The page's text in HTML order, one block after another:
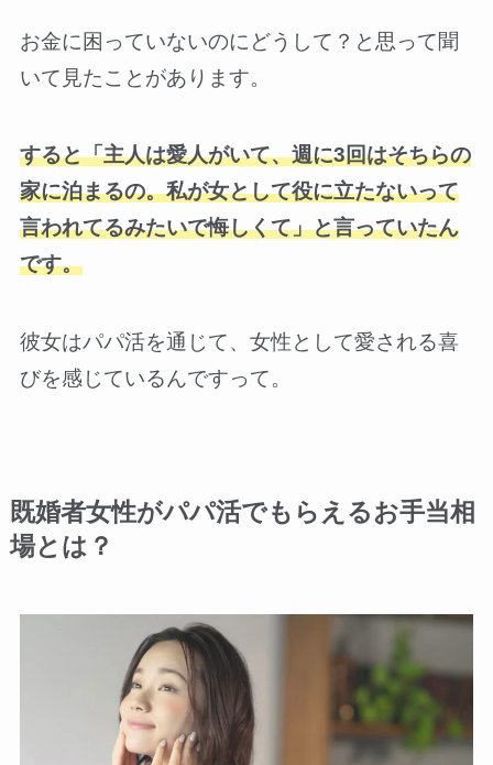
お金に困っていないのにどうして？と思って聞
いて見たことがあります。
すると「主人は愛人がいて、週に3回はそちらの
家に泊まるの。私が女として役に立たないって
言われてるみたいで悔しくて」と言っていたん
です。
彼女はパパ活を通じて、女性として愛される喜
びを感じているんですって。
既婚者女性がパパ活でもらえるお手当相
場とは？